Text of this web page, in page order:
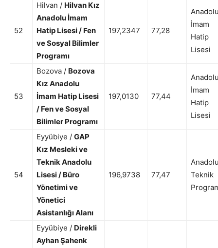
52
Hilvan / Hilvan Kız
Anadolu İmam
Hatip Lisesi / Fen
ve Sosyal Bilimler
Programı
197,2347 77,28
İmam
Hatip
Lisesi
53
Bozova / Bozova
Kız Anadolu
İmam Hatip Lisesi
/ Fen ve Sosyal
Bilimler Programı
197,0130 77,44
İmam
Hatip
Lisesi
54
Eyyübiye / GAP
Kız Mesleki ve
Teknik Anadolu
Lisesi / Büro
Yönetimi ve
Yönetici
Asistanlığı Alanı
196,9738 77,47
Teknik
Eyyübiye / Direkli
Ayhan Şahenk